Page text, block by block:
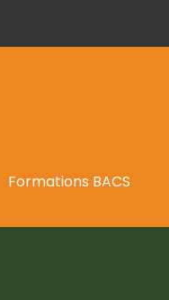
Formations BACS